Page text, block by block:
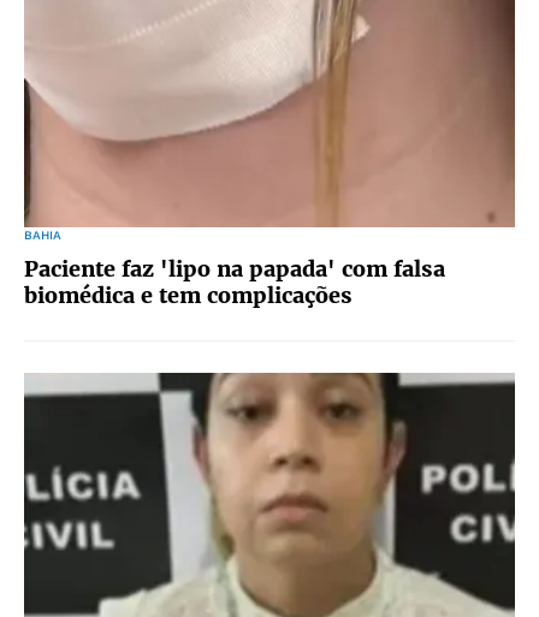
BAHIA
Paciente faz 'lipo na papada' com falsa
biomédica e tem complicações